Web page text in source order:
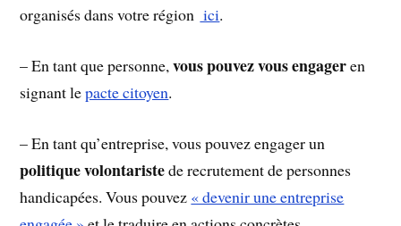
organisés dans votre région ici.
– En tant que personne,vous pouvez vous engageren
signant lepacte citoyen.
– En tant qu’entreprise, vous pouvez engager un
politique volontaristede recrutement de personnes
handicapées. Vous pouvez « devenir une entreprise